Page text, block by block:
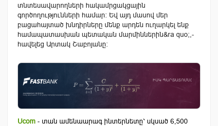
տնտեսավարողների հակամրցակցային
գործողությունների համար: Եվ այդ մասով մեր
բացահայտած խնդիրները մենք արդեն ուղարկել ենք
համապատասխան պետական մարմիններին&ra quo;,-
հավելեց Արտակ Շաբոյանը:
Ucom - տան ամենաարագ ինտերնետը՝ սկսած 6,500